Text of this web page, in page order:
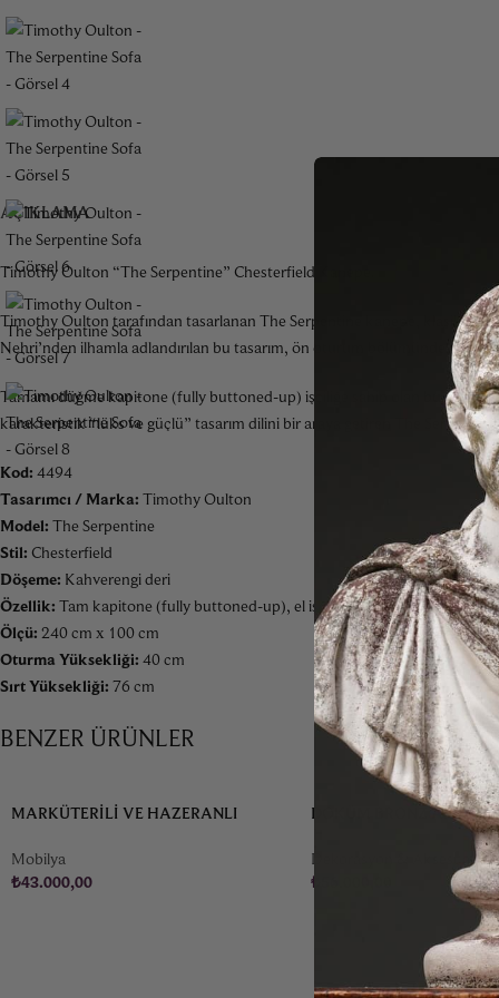
AÇIKLAMA
Timothy Oulton “The Serpentine” Chesterfield Kanepe.
Timothy Oulton tarafından tasarlanan The Serpentine kanepe, klasik
Nehri’nden ilhamla adlandırılan bu tasarım, ön oturum bölümündeki
Tamamı düğme kapitone (fully buttoned-up) işçiliğe sahip olan bu
karakteristik “lüks ve güçlü” tasarım dilini bir araya getiren The
Kod: 4494
Tasarımcı / Marka: Timothy Oulton
Model: The Serpentine
Stil: Chesterfield
Döşeme: Kahverengi deri
Özellik: Tam kapitone (fully buttoned-up), el işçiliği tufting
Ölçü: 240 cm x 100 cm
Oturma Yüksekliği: 40 cm
Sırt Yüksekliği: 76 cm
BENZER ÜRÜNLER
MARKÜTERILI VE HAZERANLI
Mobilya
₺43.000,00
DÖKÜM BRONZ
Dekorasyon & Aksesuar
₺